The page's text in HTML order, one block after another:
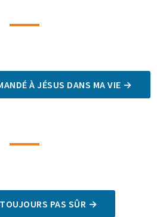
À JÉSUS DANS MA VIE →
PAS SÛR →